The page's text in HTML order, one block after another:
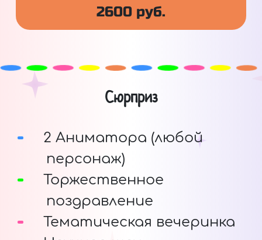
2600 руб.
Сюрприз
2 Аниматора (любой
персонаж)
Торжественное
поздравление
Тематическая вечеринка